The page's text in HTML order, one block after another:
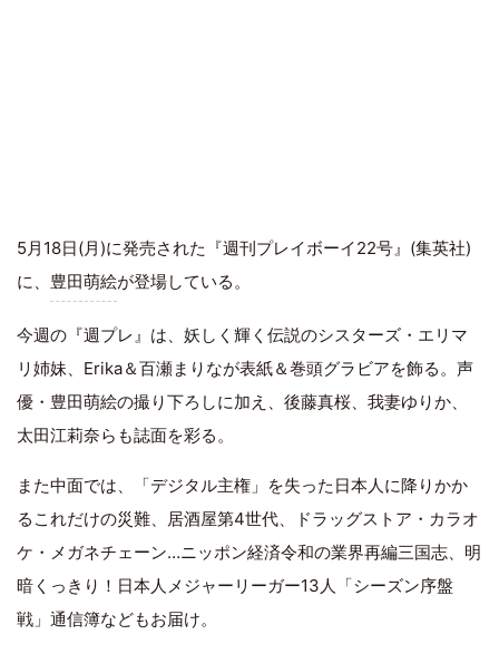
5月18日(月)に発売された『週刊プレイボーイ22号』(集英社)
に、 豊田萌絵が登場している。
今週の『週プレ』は、妖しく輝く伝説のシスターズ・エリマ
リ姉妹、Erika＆百瀬まりなが表紙＆巻頭グラビアを飾る。声
優・豊田萌絵の撮り下ろしに加え、後藤真桜、我妻ゆりか、
太田江莉奈らも誌面を彩る。
また中面では、「デジタル主権」を失った日本人に降りかか
るこれだけの災難、居酒屋第4世代、ドラッグストア・カラオ
ケ・メガネチェーン…ニッポン経済令和の業界再編三国志、明
暗くっきり！日本人メジャーリーガー13人「シーズン序盤
戦」通信簿などもお届け。